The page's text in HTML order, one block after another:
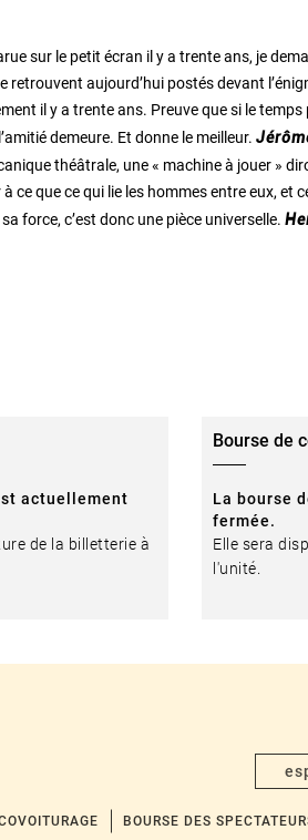
sur le petit écran il y a trente ans, je
retrouvent aujourd’hui postés devant
il y a trente ans. Preuve que si le
demeure. Et donne le meilleur.
théâtrale, une « machine à jouer »
ce que ce qui lie les hommes entre eux, et
force, c’est donc une pièce universelle.
actuellement
de la billetterie à
Bourse de
La bourse
fermée.
Elle sera
l'unité.
BOURSE DES